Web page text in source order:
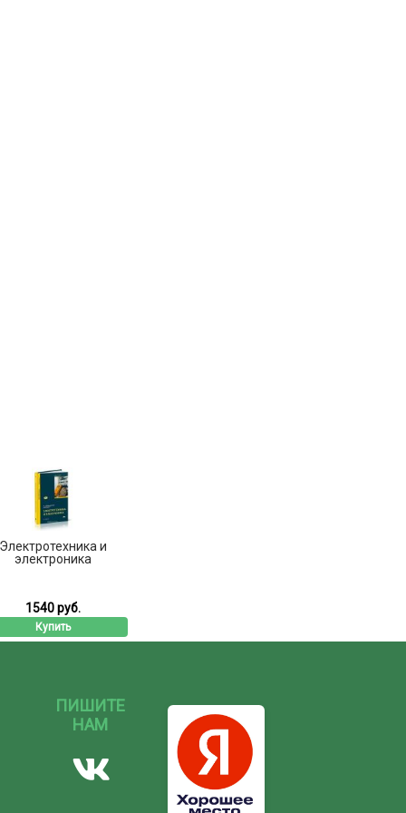
Электротехника и
электроника
1540 руб.
Купить
ПИШИТЕ
НАМ